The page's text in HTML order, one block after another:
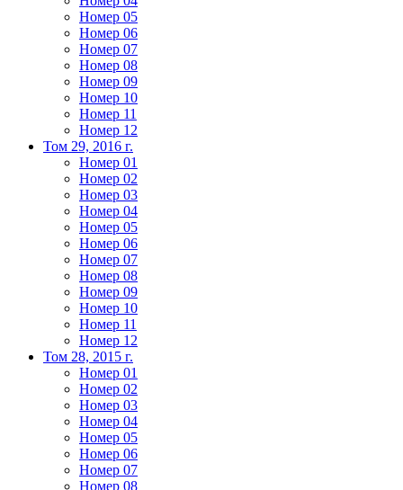
Номер 05
Номер 06
Номер 07
Номер 08
Номер 09
Номер 10
Номер 11
Номер 12
Том 29, 2016 г.
Номер 01
Номер 02
Номер 03
Номер 04
Номер 05
Номер 06
Номер 07
Номер 08
Номер 09
Номер 10
Номер 11
Номер 12
Том 28, 2015 г.
Номер 01
Номер 02
Номер 03
Номер 04
Номер 05
Номер 06
Номер 07
Номер 08